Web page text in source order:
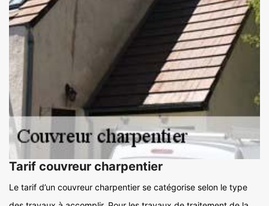
Tarif couvreur charpentier
Le tarif d’un couvreur charpentier se catégorise selon le type